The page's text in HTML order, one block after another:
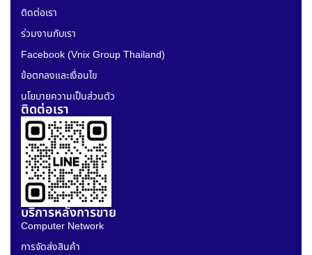
ติดต่อเรา
ร่วมงานกับเรา
Facebook (Vnix Group Thailand)
ข้อตกลงและเงื่อนไข
นโยบายความเป็นส่วนตัว
ติดต่อเรา
บริการหลังการขาย
Computer Network
การจัดส่งสินค้า